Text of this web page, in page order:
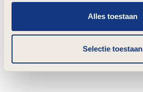
Alles toestaan
Selectie toestaan